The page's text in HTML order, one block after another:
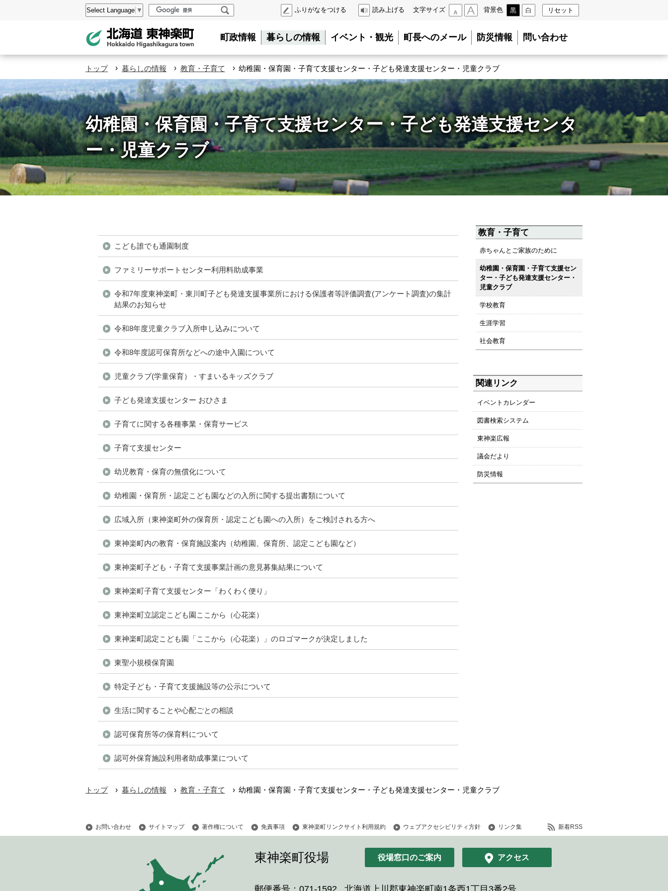
ュ
ー
へ
設
Select Language ▼
索
ふりがなをつける 読み上げる
文字サイズ
背景色 黒 白 リセット
町政情報 暮らしの情報 イベント・観光 町長へのメール 防災情報 問い合わせ
トップ › 暮らしの情報 › 教育・子育て › 幼稚園・保育園・子育て支援センター・子ども発達支援センター・児童クラブ
幼稚園・保育園・子育て支援センター・子ども発達支援センタ
ー・児童クラブ
こども誰でも通園制度
ファミリーサポートセンター利用料助成事業
令和7年度東神楽町・東川町子ども発達支援事業所における保護者等評価調査(アンケート調査)の集計
結果のお知らせ
令和8年度児童クラブ入所申し込みについて
令和8年度認可保育所などへの途中入園について
児童クラブ(学童保育）・すまいるキッズクラブ
子ども発達支援センター おひさま
子育てに関する各種事業・保育サービス
子育て支援センター
幼児教育・保育の無償化について
幼稚園・保育所・認定こども園などの入所に関する提出書類について
広域入所（東神楽町外の保育所・認定こども園への入所）をご検討される方へ
東神楽町内の教育・保育施設案内（幼稚園、保育所、認定こども園など）
東神楽町子ども・子育て支援事業計画の意見募集結果について
東神楽町子育て支援センター「わくわく便り」
東神楽町立認定こども園ここから（心花楽）
東神楽町認定こども園「ここから（心花楽）」のロゴマークが決定しました
東聖小規模保育園
特定子ども・子育て支援施設等の公示について
生活に関することや心配ごとの相談
認可保育所等の保育料について
認可外保育施設利用者助成事業について
教育・子育て
赤ちゃんとご家族のために
幼稚園・保育園・子育て支援セン
ター・子ども発達支援センター・
児童クラブ
学校教育
生涯学習
社会教育
関連リンク
イベントカレンダー
図書検索システム
東神楽広報
議会だより
防災情報
トップ › 暮らしの情報 › 教育・子育て › 幼稚園・保育園・子育て支援センター・子ども発達支援センター・児童クラブ
お問い合わせ サイトマップ 著作権について 免責事項 東神楽町リンクサイト利用規約 ウェブアクセシビリティ方針 リンク集 新着RSS
東神楽町役場 役場窓口のご案内 アクセス